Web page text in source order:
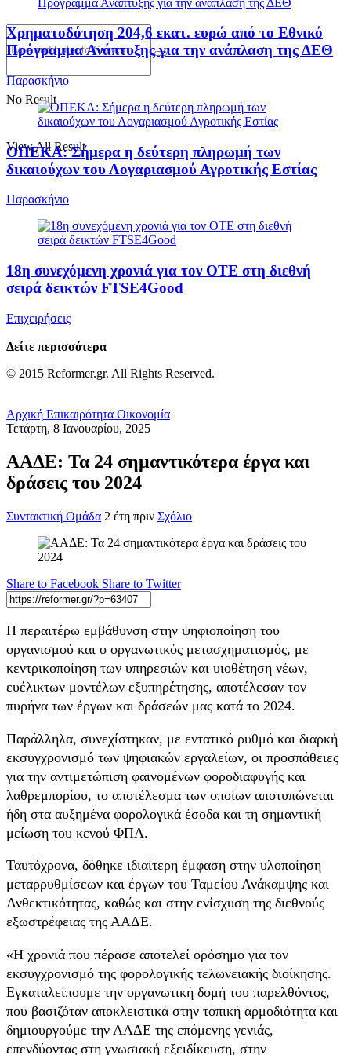
No Result
View All Result
Χρηματοδότηση 204,6 εκατ. ευρώ από το Εθνικό
Πρόγραμμα Ανάπτυξης για την ανάπλαση της ΔΕΘ
Παρασκήνιο
ΟΠΕΚΑ: Σήμερα η δεύτερη πληρωμή των
δικαιούχων του Λογαριασμού Αγροτικής Εστίας
Παρασκήνιο
18η συνεχόμενη χρονιά για τον ΟΤΕ στη διεθνή
σειρά δεικτών FTSE4Good
Επιχειρήσεις
Δείτε περισσότερα
© 2015 Reformer.gr. All Rights Reserved.
Αρχική Επικαιρότητα Οικονομία
Τετάρτη, 8 Ιανουαρίου, 2025
ΑΑΔΕ: Τα 24 σημαντικότερα έργα και
δράσεις του 2024
Συντακτική Ομάδα 2 έτη πριν Σχόλιο
Share to Facebook Share to Twitter
Η περαιτέρω εμβάθυνση στην ψηφιοποίηση του
οργανισμού και ο οργανωτικός μετασχηματισμός, με
κεντρικοποίηση των υπηρεσιών και υιοθέτηση νέων,
ευέλικτων μοντέλων εξυπηρέτησης, αποτέλεσαν τον
πυρήνα των έργων και δράσεών μας κατά το 2024.
Παράλληλα, συνεχίστηκαν, με εντατικό ρυθμό και διαρκή
εκσυγχρονισμό των ψηφιακών εργαλείων, οι προσπάθειες
για την αντιμετώπιση φαινομένων φοροδιαφυγής και
λαθρεμπορίου, το αποτέλεσμα των οποίων αποτυπώνεται
ήδη στα αυξημένα φορολογικά έσοδα και τη σημαντική
μείωση του κενού ΦΠΑ.
Ταυτόχρονα, δόθηκε ιδιαίτερη έμφαση στην υλοποίηση
μεταρρυθμίσεων και έργων του Ταμείου Ανάκαμψης και
Ανθεκτικότητας, καθώς και στην ενίσχυση της διεθνούς
εξωστρέφειας της ΑΑΔΕ.
«Η χρονιά που πέρασε αποτελεί ορόσημο για τον
εκσυγχρονισμό της φορολογικής τελωνειακής διοίκησης.
Εγκαταλείπουμε την οργανωτική δομή του παρελθόντος,
που βασιζόταν αποκλειστικά στην τοπική αρμοδιότητα και
δημιουργούμε την ΑΑΔΕ της επόμενης γενιάς,
επενδύοντας στη γνωσιακή εξειδίκευση, στην